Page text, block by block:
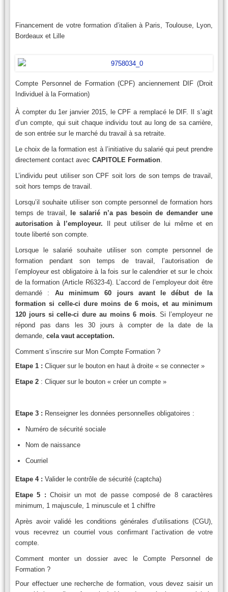
Financement de votre formation d’italien à Paris, Toulouse, Lyon,
Bordeaux et Lille
Compte Personnel de Formation (CPF) anciennement DIF (Droit
Individuel à la Formation)
À compter du 1er janvier 2015, le CPF a remplacé le DIF. Il s’agit
d’un compte, qui suit chaque individu tout au long de sa carrière,
de son entrée sur le marché du travail à sa retraite.
Le choix de la formation est à l’initiative du salarié qui peut prendre
directement contact avec CAPITOLE Formation.
L’individu peut utiliser son CPF soit lors de son temps de travail,
soit hors temps de travail.
Lorsqu’il souhaite utiliser son compte personnel de formation hors
temps de travail, le salarié n’a pas besoin de demander une
autorisation à l’employeur. Il peut utiliser de lui même et en
toute liberté son compte.
Lorsque le salarié souhaite utiliser son compte personnel de
formation pendant son temps de travail, l’autorisation de
l’employeur est obligatoire à la fois sur le calendrier et sur le choix
de la formation (Article R6323-4). L’accord de l’employeur doit être
demandé : Au minimum 60 jours avant le début de la
formation si celle-ci dure moins de 6 mois, et au minimum
120 jours si celle-ci dure au moins 6 mois. Si l’employeur ne
répond pas dans les 30 jours à compter de la date de la
demande, cela vaut acceptation.
Comment s’inscrire sur Mon Compte Formation ?
Etape 1 : Cliquer sur le bouton en haut à droite « se connecter »
Etape 2 : Cliquer sur le bouton « créer un compte »
Etape 3 : Renseigner les données personnelles obligatoires :
Numéro de sécurité sociale
Nom de naissance
Courriel
Etape 4 : Valider le contrôle de sécurité (captcha)
Etape 5 :Choisir un mot de passe composé de 8 caractères
minimum, 1 majuscule, 1 minuscule et 1 chiffre
Après avoir validé les conditions générales d’utilisations (CGU),
vous recevrez un courriel vous confirmant l’activation de votre
compte.
Comment monter un dossier avec le Compte Personnel de
Formation ?
Pour effectuer une recherche de formation, vous devez saisir un